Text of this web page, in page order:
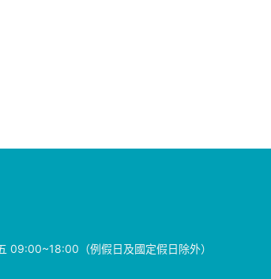
（例假日及國定假日除外）